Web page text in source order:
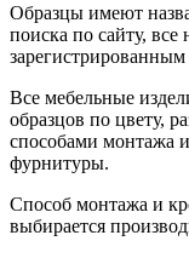
Образцы имеют
поиска по сайту, все
Все мебельные
образцов по цвету,
способами монтажа
фурнитуры.
Способ монтажа и
выбирается